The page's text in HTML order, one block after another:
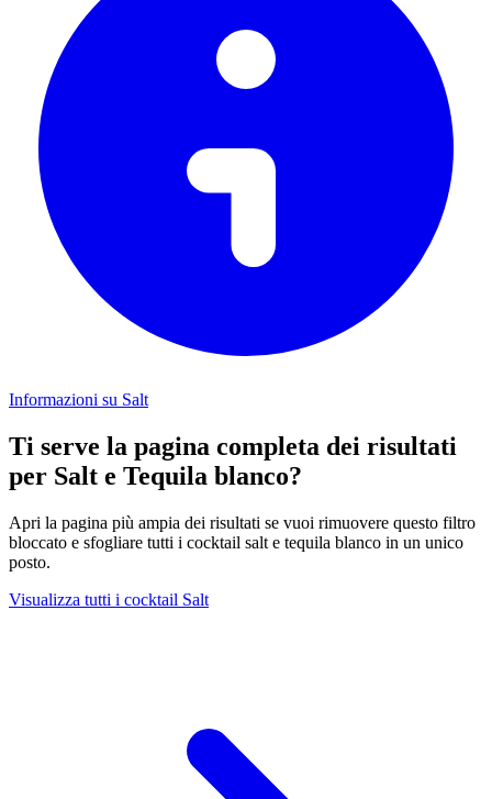
Informazioni su Salt
Ti serve la pagina completa dei risultati
per Salt e Tequila blanco?
Apri la pagina più ampia dei risultati se vuoi rimuovere questo filtro
bloccato e sfogliare tutti i cocktail salt e tequila blanco in un unico
posto.
Visualizza tutti i cocktail Salt